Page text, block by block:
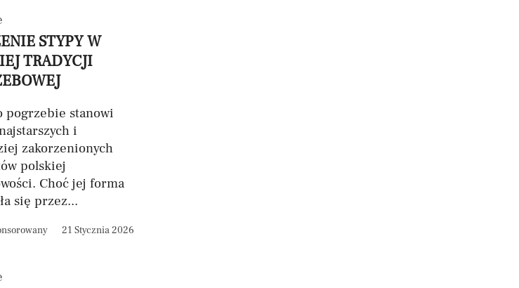
STYPY W
TRADYCJI
pogrzebie stanowi
i
zakorzenionych
polskiej
Choć jej forma
się przez...
21 Stycznia 2026